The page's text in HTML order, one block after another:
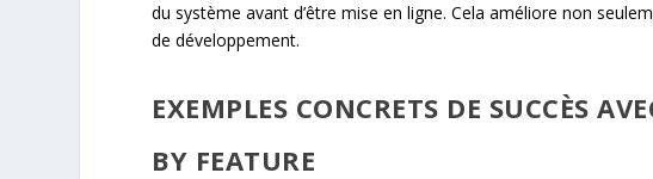
du système avant d’être mise en ligne. Cela améliore non
de développement.
EXEMPLES CONCRETS DE SUCCÈS
BY FEATURE